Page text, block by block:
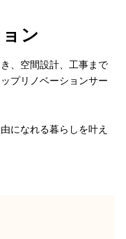
ン
、空間設計、工事まで
プリノベーションサー
になれる暮らしを叶え